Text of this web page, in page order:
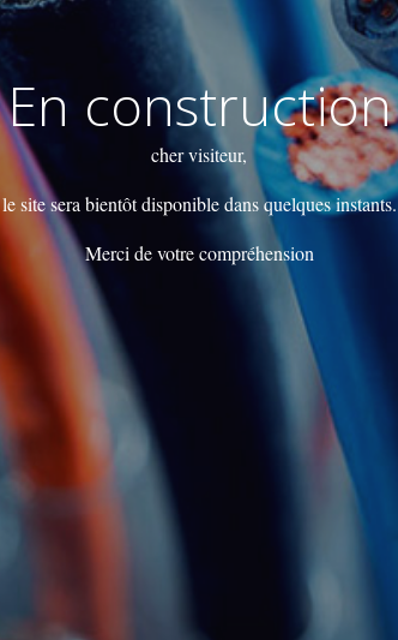
En construction
cher visiteur,
le site sera bientôt disponible dans quelques instants.
Merci de votre compréhension